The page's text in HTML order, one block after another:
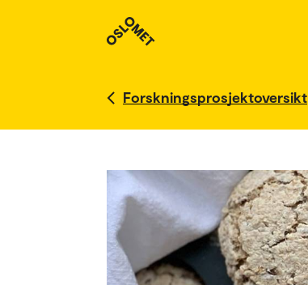
Forskningsprosjektoversikt